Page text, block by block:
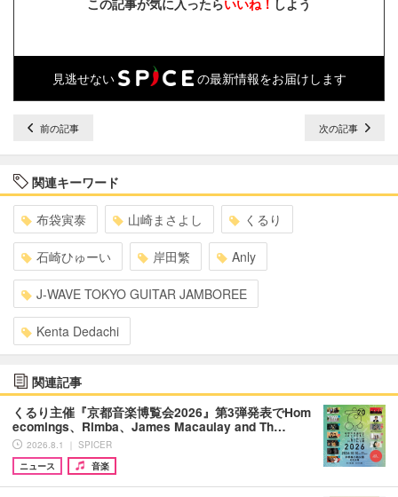
この記事が気に入ったらいいね！ しよう
見逃せない の最新情報をお届けします
前の記事 次の記事
関連キーワード
布袋寅泰 山崎まさよし くるり
石崎ひゅーい 岸田繁 Anly
J-WAVE TOKYO GUITAR JAMBOREE
Kenta Dedachi
関連記事
くるり主催『京都音楽博覧会2026』第3弾発表でHom
ecomings、Rimba、James Macaulay and Th…
2026.8.1 ｜ SPICER
ニュース
音楽